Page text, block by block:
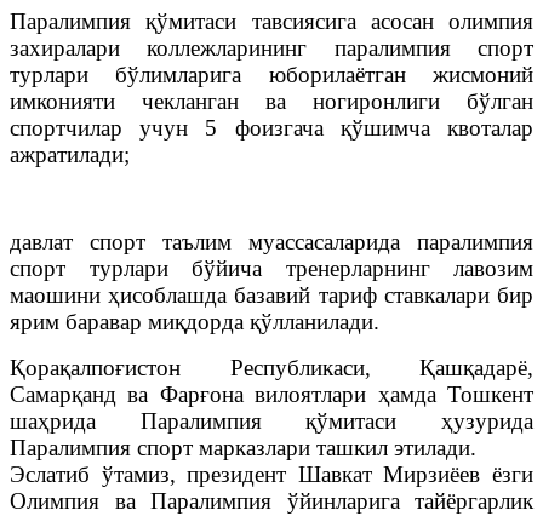
Паралимпия қўмитаси тавсиясига асосан олимпия
захиралари коллежларининг паралимпия спорт
турлари бўлимларига юборилаётган жисмоний
имконияти чекланган ва ногиронлиги бўлган
спортчилар учун 5 фоизгача қўшимча квоталар
ажратилади;
давлат спорт таълим муассасаларида паралимпия
спорт турлари бўйича тренерларнинг лавозим
маошини ҳисоблашда базавий тариф ставкалари бир
ярим баравар миқдорда қўлланилади.
Қорақалпоғистон Республикаси, Қашқадарё,
Самарқанд ва Фарғона вилоятлари ҳамда Тошкент
шаҳрида Паралимпия қўмитаси ҳузурида
Паралимпия спорт марказлари ташкил этилади.
Эслатиб ўтамиз, президент Шавкат Мирзиёев ёзги
Олимпия ва Паралимпия ўйинларига тайёргарлик